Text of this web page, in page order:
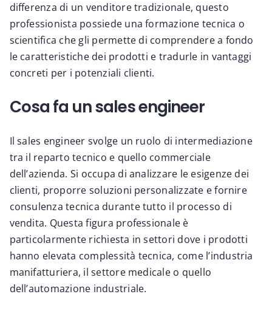
differenza di un venditore tradizionale, questo
professionista possiede una formazione tecnica o
scientifica che gli permette di comprendere a fondo
le caratteristiche dei prodotti e tradurle in vantaggi
concreti per i potenziali clienti.
Cosa fa un sales engineer
Il sales engineer svolge un ruolo di intermediazione
tra il reparto tecnico e quello commerciale
dell’azienda. Si occupa di analizzare le esigenze dei
clienti, proporre soluzioni personalizzate e fornire
consulenza tecnica durante tutto il processo di
vendita. Questa figura professionale è
particolarmente richiesta in settori dove i prodotti
hanno elevata complessità tecnica, come l’industria
manifatturiera, il settore medicale o quello
dell’automazione industriale.